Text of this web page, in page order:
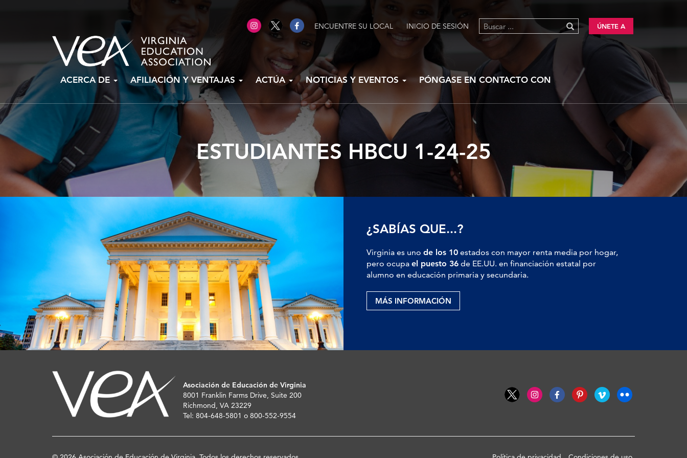
ENCUENTRE SU LOCAL INICIO DE SESIÓN ÚNETE A
ACERCA DE AFILIACIÓN Y VENTAJAS ACTÚA NOTICIAS Y EVENTOS PÓNGASE EN CONTACTO CON
ESTUDIANTES HBCU 1-24-25
¿SABÍAS QUE...?
Virginia es uno de los 10 estados con mayor renta media por hogar,
pero ocupa el puesto 36 de EE.UU. en financiación estatal por
alumno en educación primaria y secundaria.
MÁS INFORMACIÓN
Asociación de Educación de Virginia
8001 Franklin Farms Drive, Suite 200
Richmond, VA 23229
Tel: 804-648-5801 o 800-552-9554